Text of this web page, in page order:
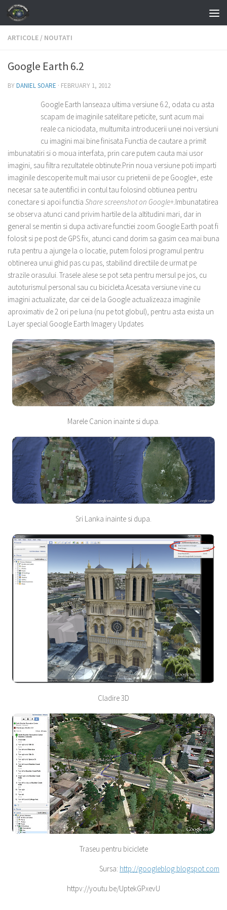
Skip to content
ARTICOLE / NOUTATI
Google Earth 6.2
BYDANIEL SOARE · FEBRUARY 1, 2012
Google Earth lanseaza ultima versiune 6.2, odata cu asta
scapam de imaginile satelitare peticite, sunt acum mai
reale ca niciodata, multumita introducerii unei noi versiuni
cu imagini mai bine finisata.Functia de cautare a primit
imbunatatiri si o moua interfata, prin care putem cauta mai usor
imagini, sau filtra rezultatele obtinute.Prin noua versiune poti imparti
imaginile descoperite mult mai usor cu prietenii de pe Google+, este
necesar sa te autentifici in contul tau folosind obtiunea pentru
conectare si apoi functia Share screenshot on Google+.Imbunatatirea
se observa atunci cand privim hartile de la altitudini mari, dar in
general se mentin si dupa activare functiei zoom.Google Earth poat fi
folosit si pe post de GPS fix, atunci cand dorim sa gasim cea mai buna
ruta pentru a ajunge la o locatie, putem folosi programul pentru
obtinerea unui ghid pas cu pas, stabilind directiile de urmat pe
strazile orasului. Trasele alese se pot seta pentru mersul pe jos, cu
autoturismul personal sau cu bicicleta.Acesata versiune vine cu
imagini actualizate, dar cei de la Google actualizeaza imaginile
aproximativ de 2 ori pe luna (nu pe tot globul), pentru asta exista un
Layer special Google Earth Imagery Updates
Marele Canion inainte si dupa.
Sri Lanka inainte si dupa.
Cladire 3D
Traseu pentru biciclete
Sursa: http://googleblog.blogspot.com
httpv://youtu.be/UptekGPxevU